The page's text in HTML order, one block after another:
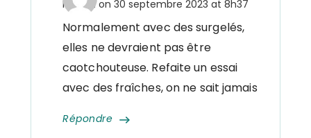
Posted on 30 septembre 2023 at 8h37
Répondre
Normalement avec des surgelés,
elles ne devraient pas être
caotchouteuse. Refaite un essai
avec des fraîches, on ne sait jamais